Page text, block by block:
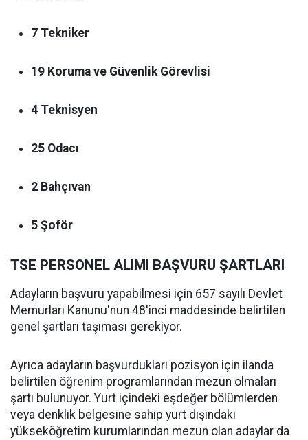
7 Tekniker
19 Koruma ve Güvenlik Görevlisi
4 Teknisyen
25 Odacı
2 Bahçıvan
5 Şoför
TSE PERSONEL ALIMI BAŞVURU ŞARTLARI
Adayların başvuru yapabilmesi için 657 sayılı Devlet
Memurları Kanunu'nun 48'inci maddesinde belirtilen
genel şartları taşıması gerekiyor.
Ayrıca adayların başvurdukları pozisyon için ilanda
belirtilen öğrenim programlarından mezun olmaları
şartı bulunuyor. Yurt içindeki eşdeğer bölümlerden
veya denklik belgesine sahip yurt dışındaki
yükseköğretim kurumlarından mezun olan adaylar da